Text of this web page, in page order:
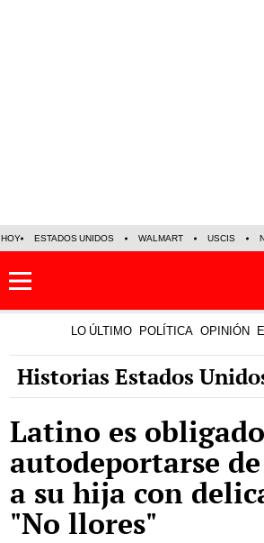
HOY ESTADOS UNIDOS WALMART USCIS
LO ÚLTIMO POLÍTICA OPINIÓN
Historias Estados
Latino es
autodeportarse
a su hija con
"No llores"